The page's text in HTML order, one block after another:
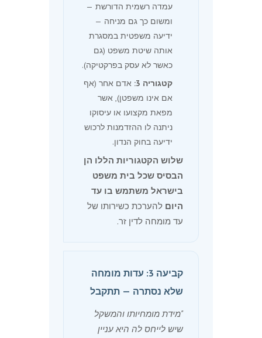
עמדה רשמית הדורשת —
ומשום כך גם מניחה —
ידיעה משפטית במסגרת
אותה שיטת משפט (גם
כאשר לא עסק בפרקטיקה).
קטגוריה 3:
אדם אחר (אף
אם אינו משפטן), אשר
מפאת מקצועו או עיסוקו
ניתנה לו ההזדמנות לרכוש
ידיעה בחוק הנדון.
שלוש הקטגוריות הללו הן
הבסיס שכל בית משפט
בישראל משתמש בו עד
היום להערכת כשירותו של
עד מומחה לדין זר.
קביעה 3: עדות מומחה
שלא נסתרה — תתקבל
"מידת מומחיותו והמשקל
שיש לייחס לה היא עניין